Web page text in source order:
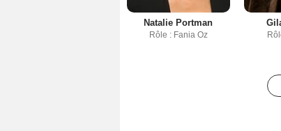
Natalie Portman
Rôle : Fania Oz